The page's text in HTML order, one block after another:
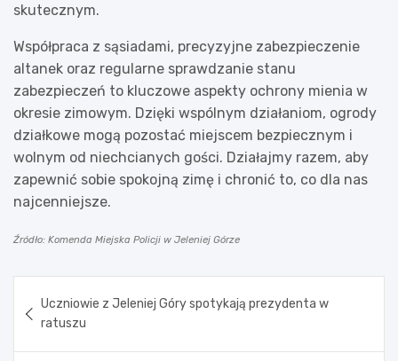
skutecznym.
Współpraca z sąsiadami, precyzyjne zabezpieczenie
altanek oraz regularne sprawdzanie stanu
zabezpieczeń to kluczowe aspekty ochrony mienia w
okresie zimowym. Dzięki wspólnym działaniom, ogrody
działkowe mogą pozostać miejscem bezpiecznym i
wolnym od niechcianych gości. Działajmy razem, aby
zapewnić sobie spokojną zimę i chronić to, co dla nas
najcenniejsze.
Źródło: Komenda Miejska Policji w Jeleniej Górze
wpisu
Uczniowie z Jeleniej Góry spotykają prezydenta w
ratuszu